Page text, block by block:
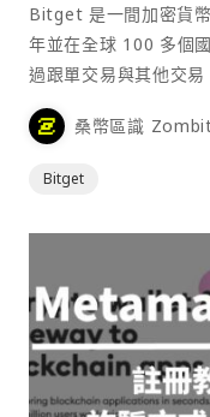
Bitget 是一間加密貨
年並在全球 100 多個
過跟單交易與其他交
桑幣區識
Bitget